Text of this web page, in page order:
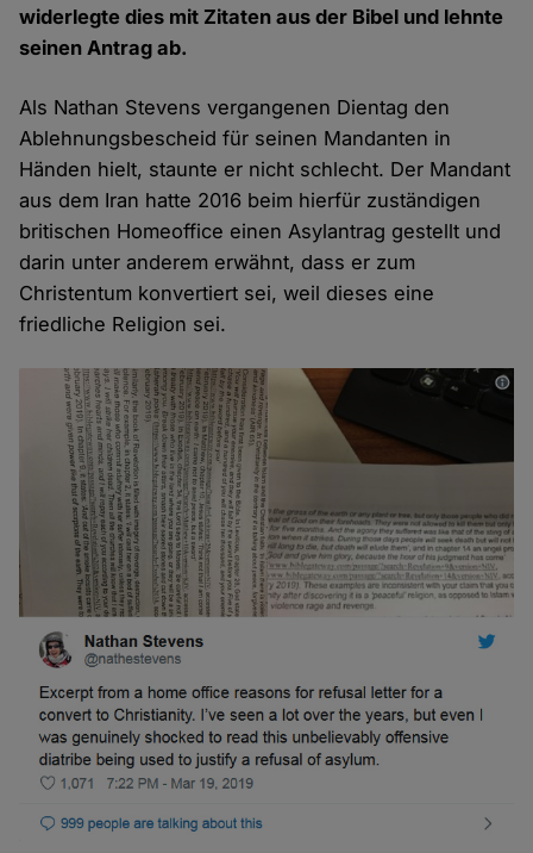
widerlegte dies mit Zitaten aus der Bibel und lehnte
seinen Antrag ab.
Als Nathan Stevens vergangenen Dientag den
Ablehnungsbescheid für seinen Mandanten in
Händen hielt, staunte er nicht schlecht. Der Mandant
aus dem Iran hatte 2016 beim hierfür zuständigen
britischen Homeoffice einen Asylantrag gestellt und
darin unter anderem erwähnt, dass er zum
Christentum konvertiert sei, weil dieses eine
friedliche Religion sei.